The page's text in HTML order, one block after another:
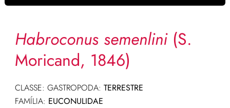
Habroconus semenlini(S.
Moricand, 1846)
CLASSE: GASTROPODA: TERRESTRE
FAMÍLIA: EUCONULIDAE